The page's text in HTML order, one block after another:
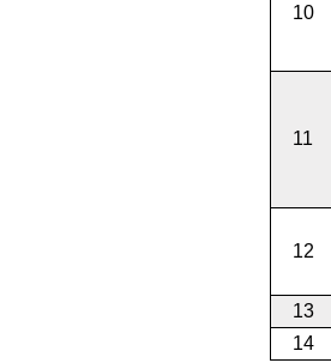
10
11
12
13
14